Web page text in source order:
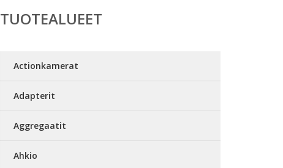
TUOTEALUEET
Actionkamerat
Adapterit
Aggregaatit
Ahkio